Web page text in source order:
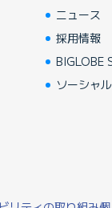
ニュース
採用情報
BIGLOBE
ソーシャ